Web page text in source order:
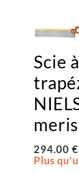
Scie
294.00 €
Plus